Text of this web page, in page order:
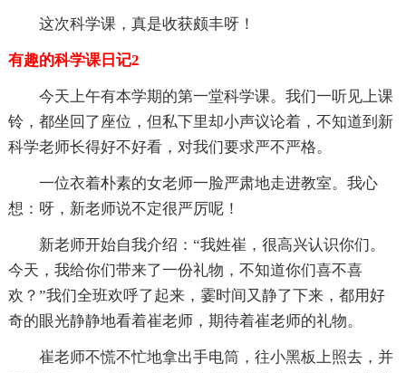
这次科学课，真是收获颇丰呀！
有趣的科学课日记2
今天上午有本学期的第一堂科学课。我们一听见上课
铃，都坐回了座位，但私下里却小声议论着，不知道到新
科学老师长得好不好看，对我们要求严不严格。
一位衣着朴素的女老师一脸严肃地走进教室。我心
想：呀，新老师说不定很严厉呢！
新老师开始自我介绍：“我姓崔，很高兴认识你们。
今天，我给你们带来了一份礼物，不知道你们喜不喜
欢？”我们全班欢呼了起来，霎时间又静了下来，都用好
奇的眼光静静地看着崔老师，期待着崔老师的礼物。
崔老师不慌不忙地拿出手电筒，往小黑板上照去，并